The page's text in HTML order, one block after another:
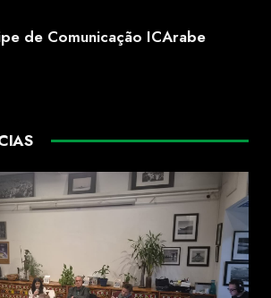
de Comunicação ICArabe